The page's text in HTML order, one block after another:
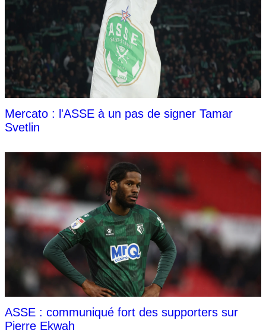
Mercato : l'ASSE à un pas de signer Tamar
Svetlin
ASSE : communiqué fort des supporters sur
Pierre Ekwah